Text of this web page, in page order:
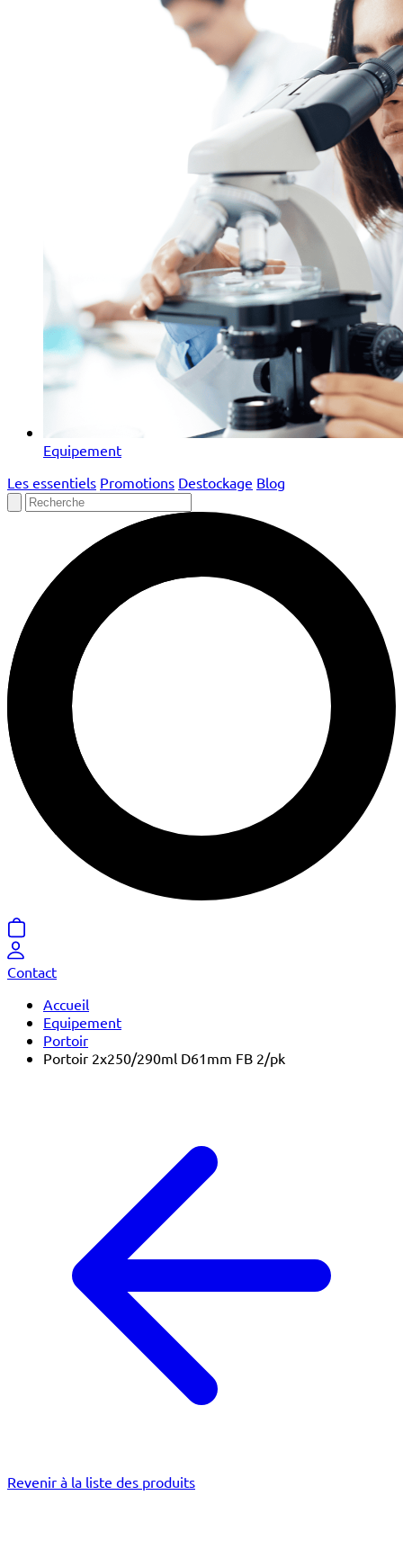
Equipement
Les essentiels Promotions Destockage Blog
Contact
Accueil
Equipement
Portoir
Portoir 2x250/290ml D61mm FB 2/pk
Revenir à la liste des produits